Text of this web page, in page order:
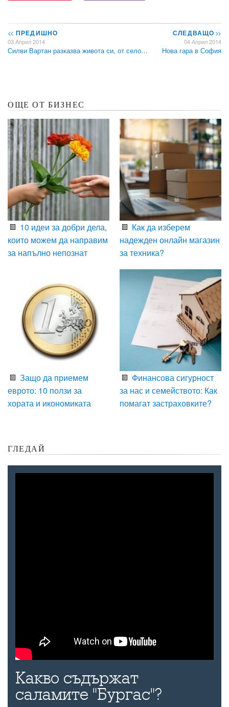
<< ПРЕДИШНО
03 Април 2014
Силви Вартан разказва живота си, от село…
СЛЕДВАЩО>>
04 Април 2014
Нова гара в София
ОЩЕ ОТ БИЗНЕС
10 идеи за добри дела,
които можем да направим
за напълно непознат
Как да изберем
надежден онлайн магазин
за техника?
Защо да приемем
еврото: 10 ползи за
хората и икономиката
Финансова сигурност
за нас и семейството: Как
помагат застраховките?
ГЛЕДАЙ
Какво съдържат
саламите "Бургас"?